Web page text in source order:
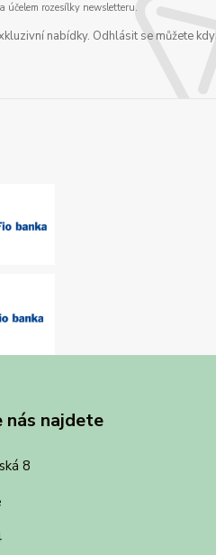
účelem rozesílky newsletteru.
nabídky. Odhlásit se můžete
nás najdete
8